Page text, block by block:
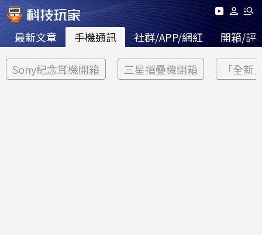
最新文章 手機通訊 社群/APP/網紅 開箱/評
Sony紀念耳機開箱 三星摺疊機開箱 「全新